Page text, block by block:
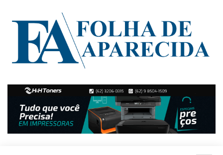
Folha de
Aparecida
Notícias
de
Aparecida
de
Goiânia